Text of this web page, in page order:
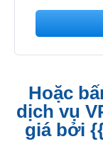
Hoặc
dịch vụ
giá bởi